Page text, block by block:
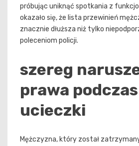
próbując uniknąć spotkania z
okazało się, że lista przewinień
znacznie dłuższa niż tylko
poleceniom policji.
szereg
prawa
ucieczki
Mężczyzna, który został